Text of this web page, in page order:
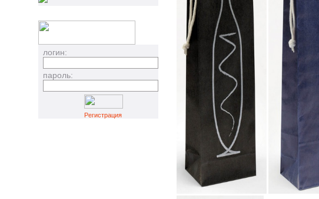
логин:
пароль:
Регистрация